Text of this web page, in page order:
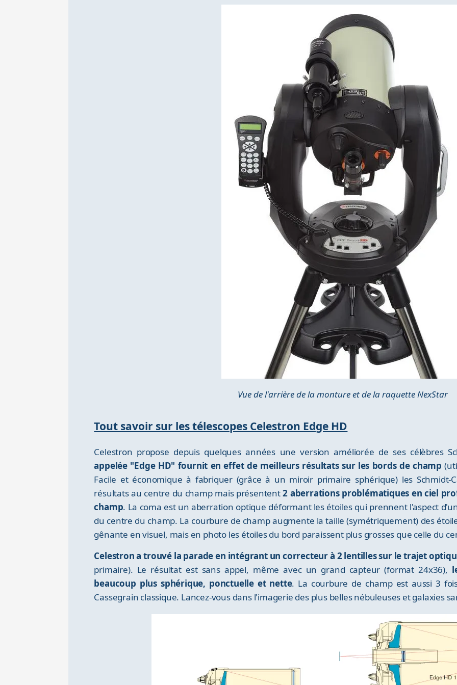
Vue de l'arrière de la monture et de la raquette NexStar
Tout savoir sur les télescopes Celestron Edge HD
Celestron propose depuis quelques années une version améliorée de ses célèbres
appelée "Edge HD" fournit en effet de meilleurs résultats sur les bords de champ
Facile et économique à fabriquer (grâce à un miroir primaire sphérique) les Schmidt-
résultats au centre du champ mais présentent2 aberrations problématiques en ciel
champ. La coma est un aberration optique déformant les étoiles qui prennent l'aspect
du centre du champ. La courbure de champ augmente la taille (symétriquement) des
gênante en visuel, mais en photo les étoiles du bord paraissent plus grosses que celle du
Celestron a trouvé la parade en intégrant un correcteur à 2 lentilles sur le trajet
primaire). Le résultat est sans appel, même avec un grand capteur (format 24x36),
beaucoup plus sphérique, ponctuelle et nette. La courbure de champ est aussi 3
Cassegrain classique. Lancez-vous dans l'imagerie des plus belles nébuleuses et galaxies